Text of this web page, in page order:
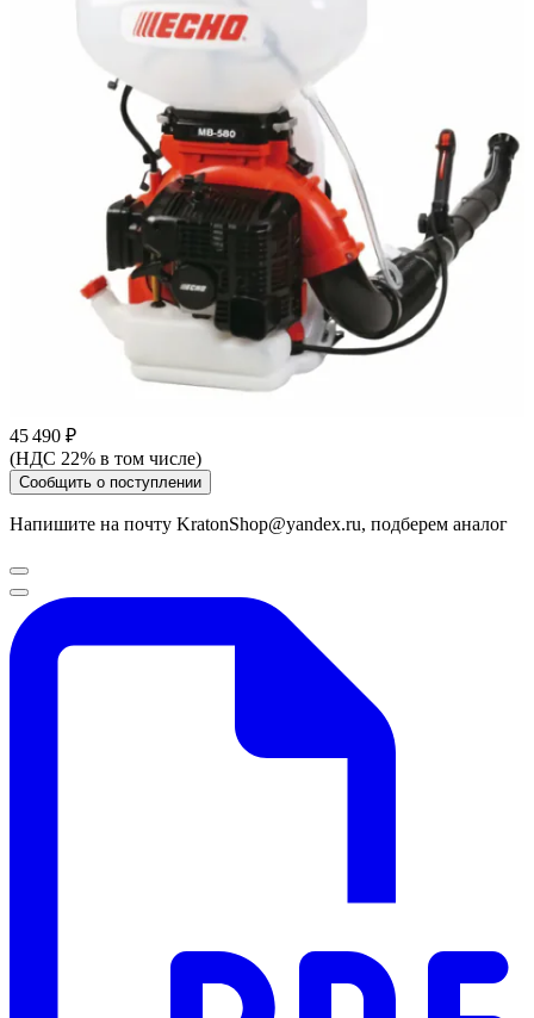
45 490 ₽
(НДС 22% в том числе)
Сообщить о поступлении
Напишите на почту KratonShop@yandex.ru, подберем аналог